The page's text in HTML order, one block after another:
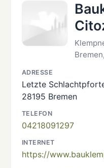
ADRESSE
Letzte
28195 Bremen
TELEFON
04218091297
INTERNET
https://